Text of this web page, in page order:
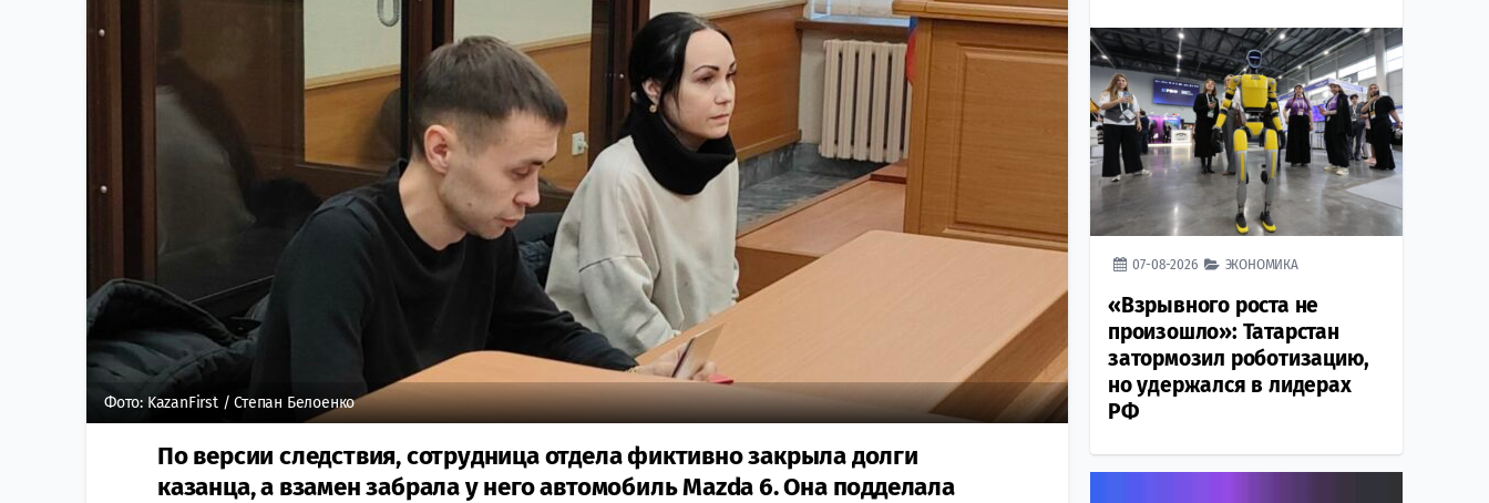
Фото: KazanFirst / Степан Белоенко
По версии следствия, сотрудница отдела фиктивно закрыла долги
казанца, а взамен забрала у него автомобиль Mazda 6. Она подделала
07-08-2026 ЭКОНОМИКА
«Взрывного роста не
произошло»: Татарстан
затормозил роботизацию,
но удержался в лидерах
РФ